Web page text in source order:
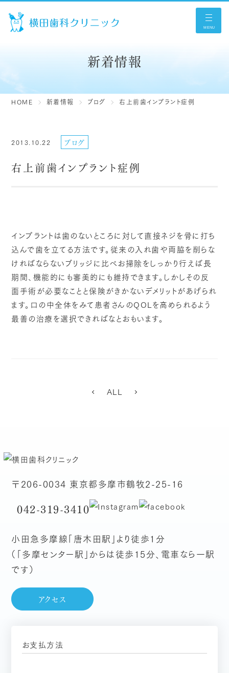
新着情報
HOME 新着情報 ブログ 右上前歯インプラント症例
2013.10.22 ブログ
右上前歯インプラント症例
インプラントは歯のないところに対して直接ネジを骨に打ち
込んで歯を立てる方法です。従来の入れ歯や両脇を削らな
ければならないブリッジに比べお掃除をしっかり行えば長
期間、機能的にも審美的にも維持できます。しかしその反
面手術が必要なことと保険がきかないデメリットがあげられ
ます。口の中全体をみて患者さんのQOLを高められるよう
最善の治療を選択できればなとおもいます。
ALL
〒206-0034 東京都多摩市鶴牧2-25-16
042-319-3410
小田急多摩線「唐木田駅」より徒歩1分
（「多摩センター駅」からは徒歩15分、電車なら一駅
です）
アクセス
お支払方法
MENU